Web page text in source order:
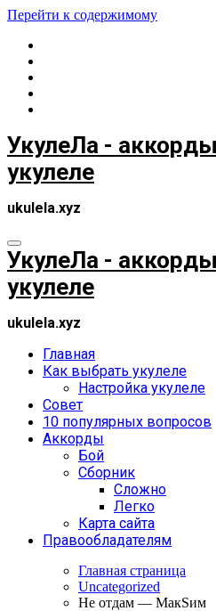
Перейти к содержимому
УкулеЛа -
укулеле
ukulela.xyz
УкулеЛа -
укулеле
ukulela.xyz
Главная
Как выбрать укулеле
Настройка укулеле
Совет
10 популярных вопросов
Аккорды
Бой
Сборник
Сложно
Легко
Карта сайта
Правообладателям
Главная страница
Uncategorized
Не отдам — МакSим